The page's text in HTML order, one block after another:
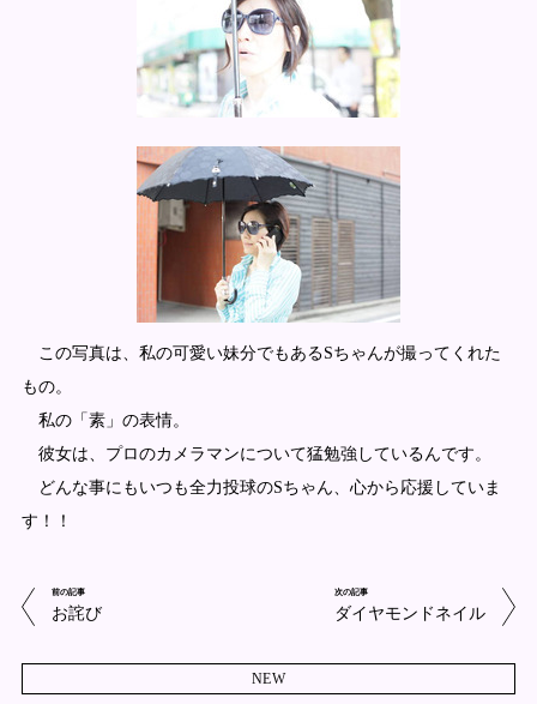
この写真は、私の可愛い妹分でもあるSちゃんが撮ってくれた
もの。
私の「素」の表情。
彼女は、プロのカメラマンについて猛勉強しているんです。
どんな事にもいつも全力投球のSちゃん、心から応援していま
す！！
前の記事
お詫び
次の記事
ダイヤモンドネイル
NEW